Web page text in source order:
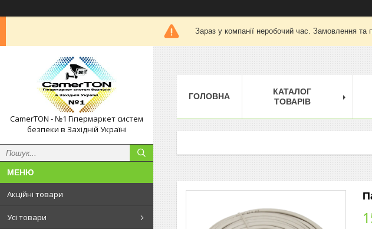
Зараз у компанії неробочий час. Замовлення та
CamerTON - №1 Гіпермаркет систем
безпеки в Західній Україні
Акційні товари
Усі товари
ГОЛОВНА
КАТАЛОГ
ТОВАРІВ